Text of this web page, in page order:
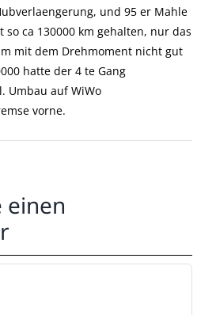
und 95 er Mahle
so ca 130000 km gehalten, nur das
mit dem Drehmoment nicht gut
hatte der 4 te Gang
Umbau auf WiWo
vorne.
einen